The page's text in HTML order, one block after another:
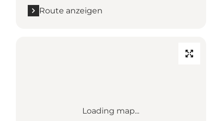
Route anzeigen
Loading map...